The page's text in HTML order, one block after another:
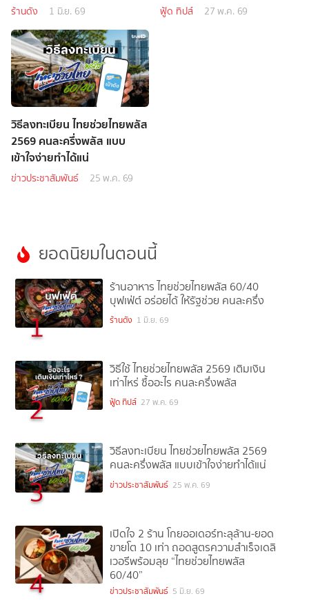
ร้านดัง 1 มิ.ย. 69 ฟู้ด ทิปส์ 27 พ.ค. 69
วิธีลงทะเบียน ไทยช่วยไทยพลัส
2569 คนละครึ่งพลัส แบบ
เข้าใจง่ายทำได้แน่
ข่าวประชาสัมพันธ์ 25 พ.ค. 69
ยอดนิยมในตอนนี้
1
ร้านอาหาร ไทยช่วยไทยพลัส 60/40
บุฟเฟ่ต์ อร่อยได้ ให้รัฐช่วย คนละครึ่ง
ร้านดัง 1 มิ.ย. 69
2
วิธีใช้ ไทยช่วยไทยพลัส 2569 เติมเงิน
เท่าไหร่ ซื้ออะไร คนละครึ่งพลัส
ฟู้ด ทิปส์ 27 พ.ค. 69
3
วิธีลงทะเบียน ไทยช่วยไทยพลัส 2569
คนละครึ่งพลัส แบบเข้าใจง่ายทำได้แน่
ข่าวประชาสัมพันธ์ 25 พ.ค. 69
4
เปิดใจ 2 ร้าน โกยออเดอร์ทะลุล้าน-ยอด
ขายโต 10 เท่า ถอดสูตรความสำเร็จเดลิ
เวอรีพร้อมลุย “ไทยช่วยไทยพลัส
60/40”
ข่าวประชาสัมพันธ์ 5 มิ.ย. 69